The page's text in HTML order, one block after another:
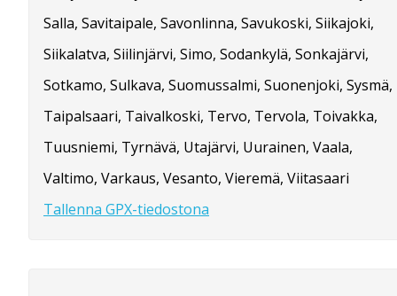
Salla, Savitaipale, Savonlinna, Savukoski, Siikajoki,
Siikalatva, Siilinjärvi, Simo, Sodankylä, Sonkajärvi,
Sotkamo, Sulkava, Suomussalmi, Suonenjoki, Sysmä,
Taipalsaari, Taivalkoski, Tervo, Tervola, Toivakka,
Tuusniemi, Tyrnävä, Utajärvi, Uurainen, Vaala,
Valtimo, Varkaus, Vesanto, Vieremä, Viitasaari
Tallenna GPX-tiedostona